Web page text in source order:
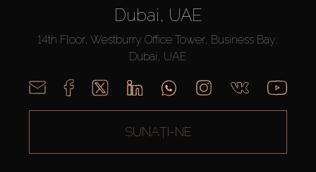
Dubai, UAE
14th Floor, Westburry Office Tower, Business Bay,
Dubai, UAE
SUNAȚI-NE